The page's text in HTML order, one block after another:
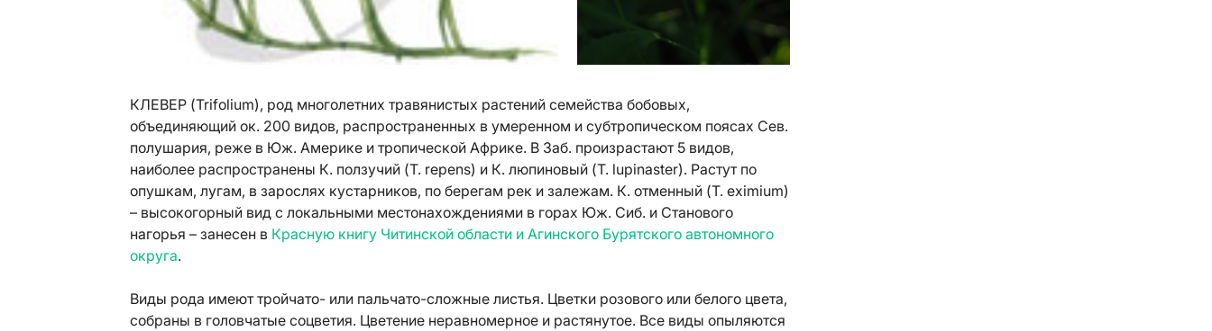
КЛЕВЕР (Trifolium), род многолетних травянистых растений семейства бобовых,
объединяющий ок. 200 видов, распространенных в умеренном и субтропическом поясах Сев.
полушария, реже в Юж. Америке и тропической Африке. В Заб. произрастают 5 видов,
наиболее распространены К. ползучий (T. repens) и К. люпиновый (T. lupinaster). Растут по
опушкам, лугам, в зарослях кустарников, по берегам рек и залежам. К. отменный (T. eximium)
– высокогорный вид с локальными местонахождениями в горах Юж. Сиб. и Станового
нагорья – занесен в Красную книгу Читинской области и Агинского Бурятского автономного
округа.
Виды рода имеют тройчато- или пальчато-сложные листья. Цветки розового или белого цвета,
собраны в головчатые соцветия. Цветение неравномерное и растянутое. Все виды опыляются